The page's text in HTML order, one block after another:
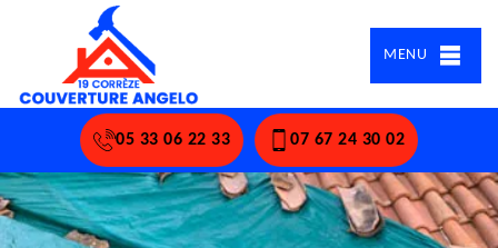
MENU
05 33 06 22 33 07 67 24 30 02